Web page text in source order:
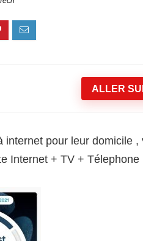
ALLER
internet pour leur domicile ,
Internet + TV +